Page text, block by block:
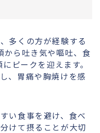
多くの方が経験する
から吐き気や嘔吐、食
ピークを迎えます。
、胃痛や胸焼けを感
い食事を避け、食べ
けて摂ることが大切